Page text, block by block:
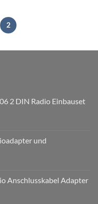
2
2 DIN Radio Einbauset
und
Anschlusskabel Adapter